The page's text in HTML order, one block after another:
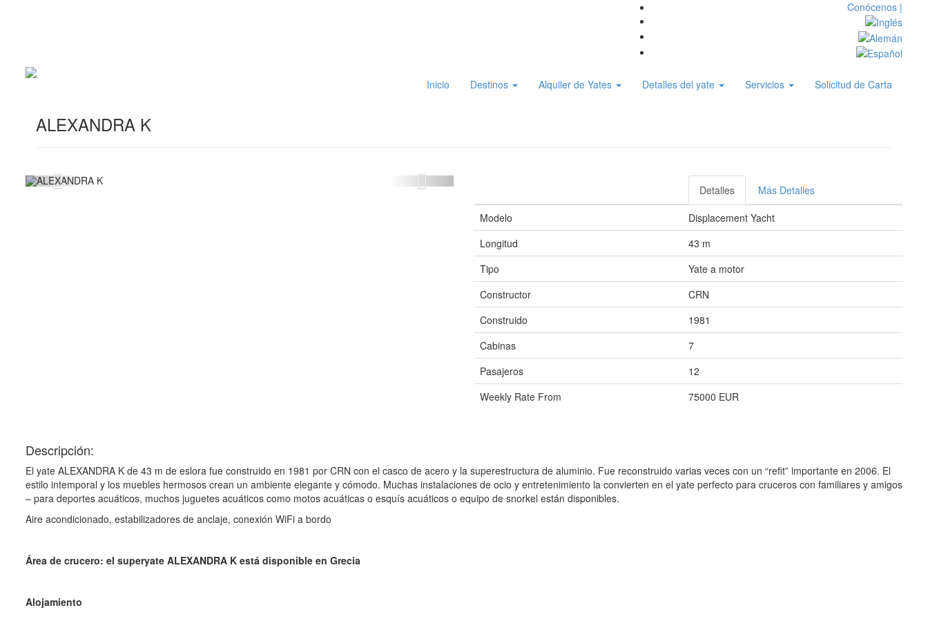
Conócenos |
Inicio Destinos Alquiler de Yates Detalles del yate Servicios Solicitud de Carta
ALEXANDRA K
Detalles
Más Detalles
Modelo
Displacement Yacht
Longitud
43 m
Tipo
Yate a motor
Constructor
CRN
Construido
1981
Cabinas
7
Pasajeros
12
Weekly Rate From
75000 EUR
Descripción:
El yate ALEXANDRA K de 43 m de eslora fue construido en 1981 por CRN con el casco de acero y la superestructura de aluminio. Fue reconstruido varias veces con un “refit” importante en 2006. El
estilo intemporal y los muebles hermosos crean un ambiente elegante y cómodo. Muchas instalaciones de ocio y entretenimiento la convierten en el yate perfecto para cruceros con familiares y amigos
– para deportes acuáticos, muchos juguetes acuáticos como motos acuáticas o esquís acuáticos o equipo de snorkel están disponibles.
Aire acondicionado, estabilizadores de anclaje, conexión WiFi a bordo
Área de crucero: el superyate ALEXANDRA K está disponible en Grecia
Alojamiento